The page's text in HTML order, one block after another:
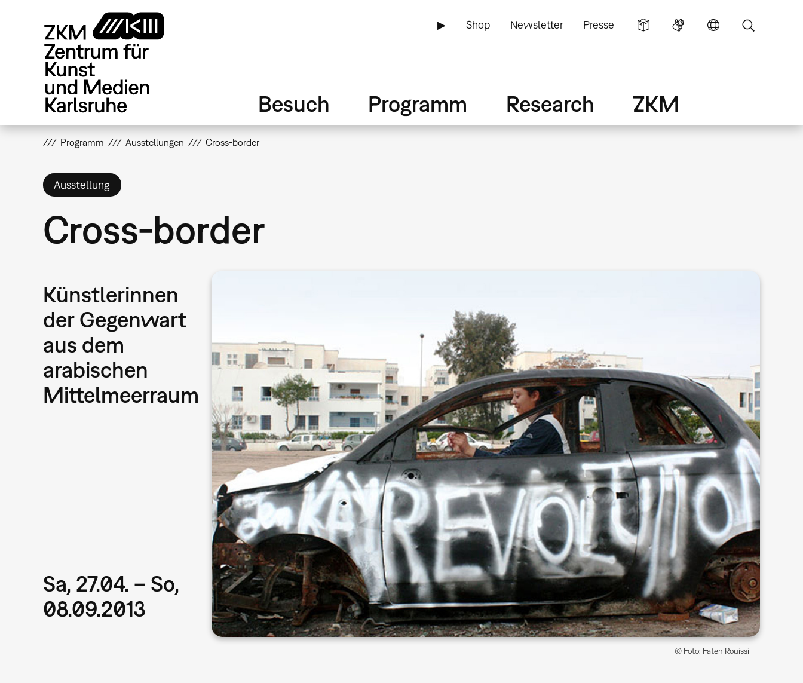
▶ Shop Newsletter Presse
Besuch Programm Research ZKM
Programm Ausstellungen Cross-border
Ausstellung
Cross-border
Künstlerinnen
der Gegenwart
aus dem
arabischen
Mittelmeerraum
Sa, 27.04. – So,
08.09.2013
© Foto: Faten Rouissi